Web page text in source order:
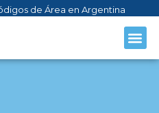
de Área en Argentina